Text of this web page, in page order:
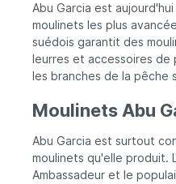
Abu Garcia est
moulinets les plus
suédois garantit des
leurres et accessoires de
les branches de la pêche
Moulinets Abu
Abu Garcia est surtout
moulinets qu'elle produit.
Ambassadeur et le